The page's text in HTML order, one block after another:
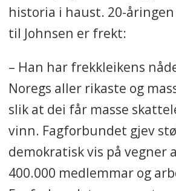
historia i haust. 20-
til Johnsen er frekt:
– Han har frekkleikens
Noregs aller rikaste og
slik at dei får masse
vinn. Fagforbundet gjev
demokratisk vis på vegner
400.000 medlemmar og